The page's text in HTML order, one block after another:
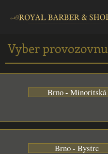
Vyber provozovnu
Brno - Minoritská
Brno - Bystrc